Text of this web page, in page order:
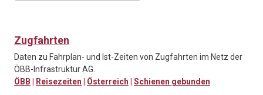
Zugfahrten
Daten zu Fahrplan- und Ist-Zeiten von Zugfahrten im Netz der
ÖBB-Infrastruktur AG.
ÖBB
Reisezeiten Österreich Schienen gebunden